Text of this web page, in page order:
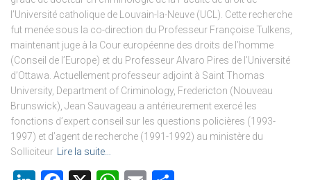
l’Université catholique de Louvain-la-Neuve (UCL). Cette recherche
fut menée sous la co-direction du Professeur Françoise Tulkens,
maintenant juge à la Cour européenne des droits de l’homme
(Conseil de l’Europe) et du Professeur Alvaro Pires de l’Université
d’Ottawa. Actuellement professeur adjoint à Saint Thomas
University, Department of Criminology, Fredericton (Nouveau
Brunswick), Jean Sauvageau a antérieurement exercé les
fonctions d’expert conseil sur les questions policières (1993-
1997) et d’agent de recherche (1991-1992) au ministère du
Solliciteur Lire la suite…